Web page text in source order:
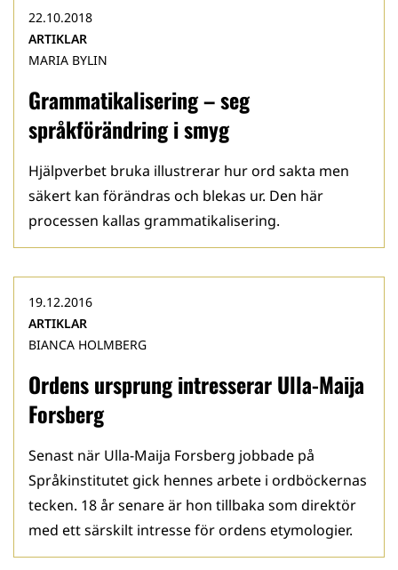
Grammatikalisering – seg
språkförändring i smyg
22.10.2018
ARTIKLAR
MARIA BYLIN
Hjälpverbet bruka illustrerar hur ord sakta men
säkert kan förändras och blekas ur. Den här
processen kallas grammatikalisering.
Ordens ursprung intresserar Ulla-Maija
Forsberg
19.12.2016
ARTIKLAR
BIANCA HOLMBERG
Senast när Ulla-Maija Forsberg jobbade på
Språkinstitutet gick hennes arbete i ordböckernas
tecken. 18 år senare är hon tillbaka som direktör
med ett särskilt intresse för ordens etymologier.